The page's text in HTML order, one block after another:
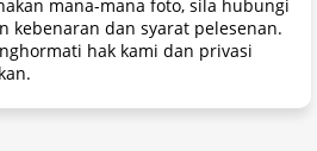
mana-mana foto, sila hubungi
kebenaran dan syarat pelesenan.
hak kami dan privasi